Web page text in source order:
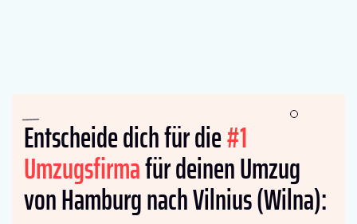
Entscheide dich für die#1
Umzugsfirmafür deinen Umzug
von Hamburg nach Vilnius (Wilna):